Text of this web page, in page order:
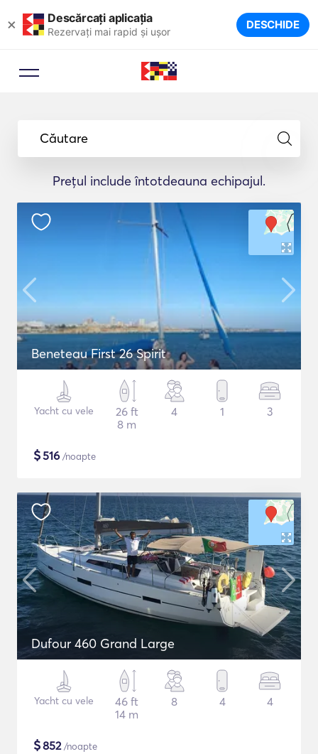
× Descărcați aplicația
Rezervați mai rapid și ușor DESCHIDE
Căutare
Prețul include întotdeauna echipajul.
Beneteau First 26 Spirit
Yacht cu vele
26 ft
8 m
4 1 3
$516 /noapte
Dufour 460 Grand Large
Yacht cu vele
46 ft
14 m
8 4 4
$852/noapte